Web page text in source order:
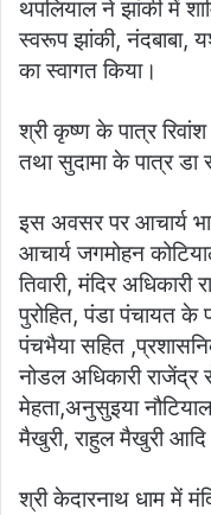
थपलियाल ने झांकी में
स्वरूप झांकी, नंदबाबा,
का स्वागत किया।
श्री कृष्ण के पात्र रिवांश
तथा सुदामा के पात्र
इस अवसर पर आचार्य
आचार्य जगमोहन
तिवारी, मंदिर
पुरोहित, पंडा पंचायत के
पंचभैया सहित
नोडल अधिकारी
मेहता,अनुसुइया
मैखुरी, राहुल मैखुरी
श्री केदारनाथ धाम में